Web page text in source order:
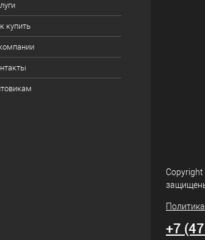
купить
Copyright
+7